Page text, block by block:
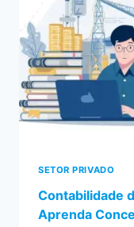
SETOR PRIVADO
Contabilidade
Aprenda